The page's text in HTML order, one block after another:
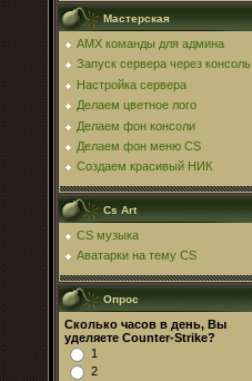
Мастерская
AMX команды для админа
Запуск сервера через консоль
Настройка сервера
Делаем цветное лого
Делаем фон консоли
Делаем фон меню CS
Создаем красивый НИК
Cs Art
CS музыка
Аватарки на тему CS
Опрос
Сколько часов в день, Вы
уделяете Counter-Strike?
1
2